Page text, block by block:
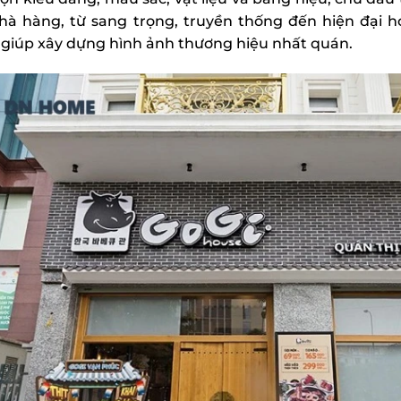
hàng, từ sang trọng, truyền thống đến hiện đại
xây dựng hình ảnh thương hiệu nhất quán.